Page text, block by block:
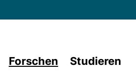
Forschen Studieren